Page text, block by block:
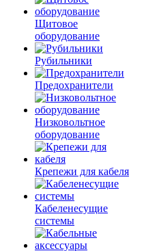
Щитовое
оборудование
Рубильники
Предохранители
Низковольтное
оборудование
Крепежи для кабеля
Кабеленесущие
системы